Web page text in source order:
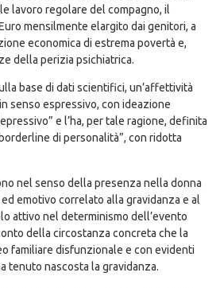
lavoro regolare del compagno, il
mensilmente elargito dai genitori, a
economica di estrema povertà e,
della perizia psichiatrica.
base di dati scientifici, un’affettività
senso espressivo, con ideazione
e l’ha, per tale ragione, definita
di personalità”, con ridotta
nel senso della presenza nella donna
emotivo correlato alla gravidanza e al
attivo nel determinismo dell’evento
della circostanza concreta che la
familiare disfunzionale e con evidenti
tenuto nascosta la gravidanza.